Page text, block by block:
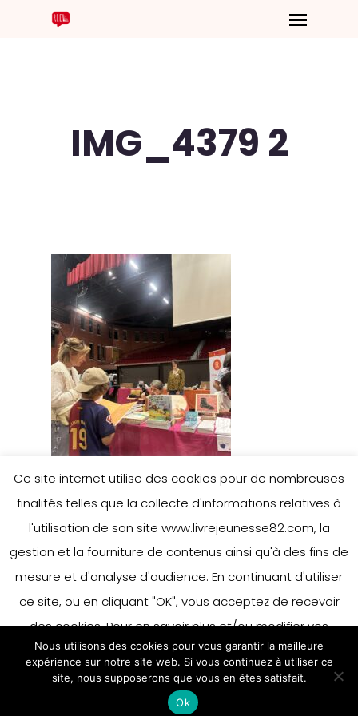
IMG_4379 2
Ce site internet utilise des cookies pour de nombreuses
finalités telles que la collecte d'informations relatives à
l'utilisation de son site www.livrejeunesse82.com, la
gestion et la fourniture de contenus ainsi qu'à des fins de
mesure et d'analyse d'audience. En continuant d'utiliser
ce site, ou en cliquant "OK", vous acceptez de recevoir
des cookies. Pour en savoir plus et/ou modifier vos
préférences en matière de cookies, merci de vous référer
à notre politique sur les cookies.
Accepter
En savoir plus
Nous utilisons des cookies pour vous garantir la meilleure
expérience sur notre site web. Si vous continuez à utiliser ce
site, nous supposerons que vous en êtes satisfait.
Ok